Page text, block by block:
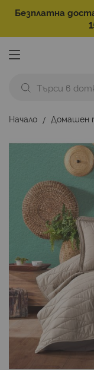
Безплатна
Начало Домашен
галерията
изображенията